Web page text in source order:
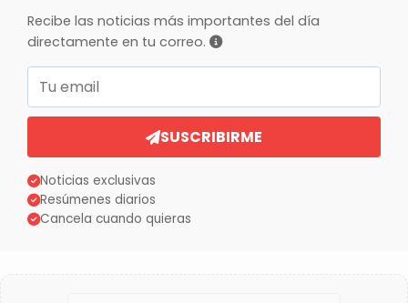
Recibe las noticias más importantes del día
directamente en tu correo.
Correo electrónico
SUSCRIBIRME
Noticias exclusivas
Resúmenes diarios
Cancela cuando quieras